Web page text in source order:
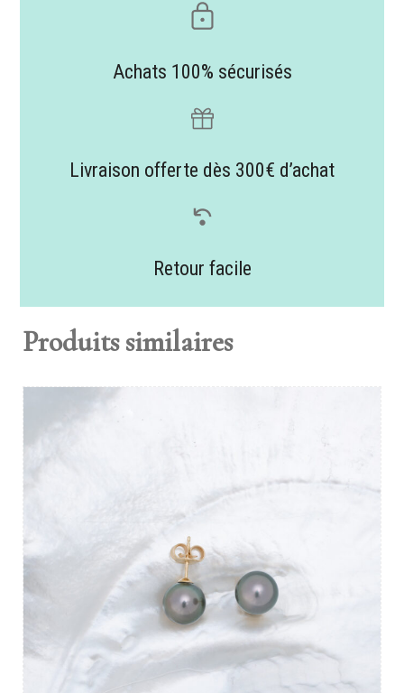
Achats 100% sécurisés
Livraison offerte dès 300€ d’achat
Retour facile
Produits similaires